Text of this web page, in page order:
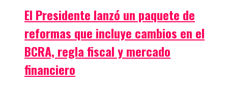
El Presidente lanzó un paquete de
reformas que incluye cambios en el
BCRA, regla fiscal y mercado
financiero